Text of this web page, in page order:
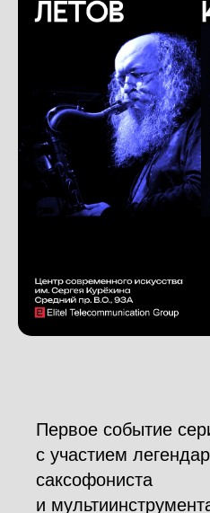
Первое событие
с участием
саксофониста
и